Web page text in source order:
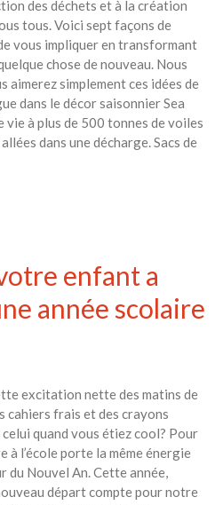
des déchets et à la création
tous. Voici sept façons de
vous impliquer en transformant
chose de nouveau. Nous
aimerez simplement ces idées de
dans le décor saisonnier Sea
vie à plus de 500 tonnes de voiles
dans une décharge. Sacs de
enfant a
année scolaire
excitation nette des matins de
cahiers frais et des crayons
quand vous étiez cool? Pour
à l’école porte la même énergie
du Nouvel An. Cette année,
départ compte pour notre